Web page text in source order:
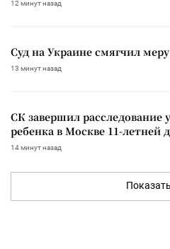
12 минут назад
Суд на Украине смягчил
13 минут назад
СК завершил расследование
ребенка в Москве 11-летней
14 минут назад